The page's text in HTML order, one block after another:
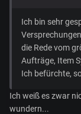
Ich bin sehr
die Rede vom
Aufträge, Item
Ich befürchte,
Ich weiß es zwar
wundern...